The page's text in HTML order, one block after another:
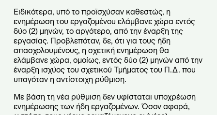
Ειδικότερα, υπό το προϊσχύσαν καθεστώς, η
ενημέρωση του εργαζομένου ελάμβανε χώρα εντός
δύο (2) μηνών, το αργότερο, από την έναρξη της
εργασίας. Προβλεπόταν, δε, ότι για τους ήδη
απασχολουμένους, η σχετική ενημέρωση θα
ελάμβανε χώρα, ομοίως, εντός δύο (2) μηνών από την
έναρξη ισχύος του σχετικού Τμήματος του Π.Δ. που
υπαγόταν η αντίστοιχη ρύθμιση.
Με βάση τη νέα ρύθμιση δεν υφίσταται υποχρέωση
ενημέρωσης των ήδη εργαζομένων. Όσον αφορά,